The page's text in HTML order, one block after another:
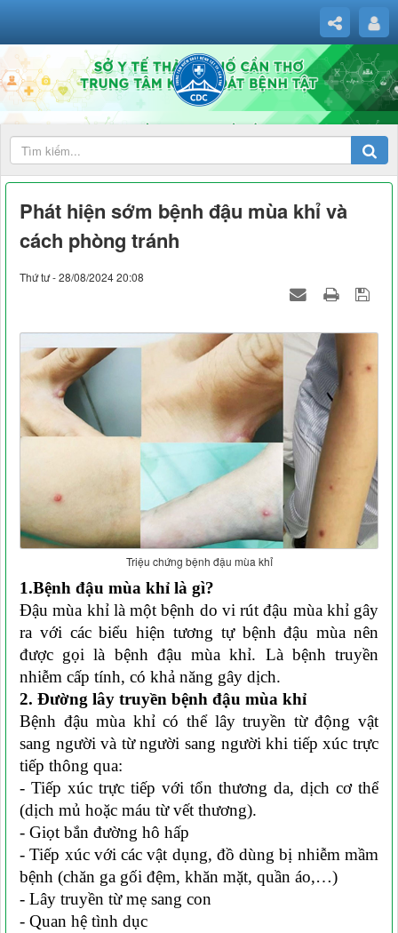
Phát hiện sớm bệnh đậu mùa khỉ và
cách phòng tránh
Thứ tư - 28/08/2024 20:08
Triệu chứng bệnh đậu mùa khỉ
1.Bệnh đậu mùa khỉ là gì?
Đậu mùa khỉ là một bệnh do vi rút đậu mùa khỉ gây
ra với các biểu hiện tương tự bệnh đậu mùa nên
được gọi là bệnh đậu mùa khỉ. Là bệnh truyền
nhiễm cấp tính, có khả năng gây dịch.
2. Đường lây truyền bệnh đậu mùa khỉ
Bệnh đậu mùa khỉ có thể lây truyền từ động vật
sang người và từ người sang người khi tiếp xúc trực
tiếp thông qua:
- Tiếp xúc trực tiếp với tổn thương da, dịch cơ thể
(dịch mủ hoặc máu từ vết thương).
- Giọt bắn đường hô hấp
- Tiếp xúc với các vật dụng, đồ dùng bị nhiễm mầm
bệnh (chăn ga gối đệm, khăn mặt, quần áo,…)
- Lây truyền từ mẹ sang con
- Quan hệ tình dục